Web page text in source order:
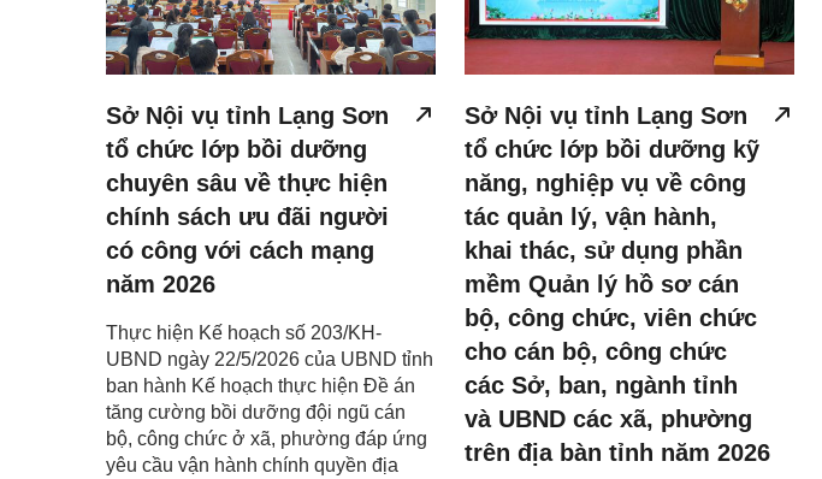
Sở Nội vụ tỉnh Lạng Sơn
tổ chức lớp bồi dưỡng
chuyên sâu về thực hiện
chính sách ưu đãi người
có công với cách mạng
năm 2026
Thực hiện Kế hoạch số 203/KH-
UBND ngày 22/5/2026 của UBND tỉnh
ban hành Kế hoạch thực hiện Đề án
tăng cường bồi dưỡng đội ngũ cán
bộ, công chức ở xã, phường đáp ứng
yêu cầu vận hành chính quyền địa
Sở Nội vụ tỉnh Lạng Sơn
tổ chức lớp bồi dưỡng kỹ
năng, nghiệp vụ về công
tác quản lý, vận hành,
khai thác, sử dụng phần
mềm Quản lý hồ sơ cán
bộ, công chức, viên chức
cho cán bộ, công chức
các Sở, ban, ngành tỉnh
và UBND các xã, phường
trên địa bàn tỉnh năm 2026